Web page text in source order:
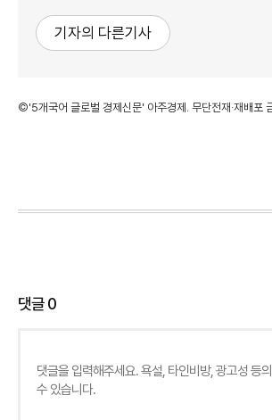
기자의 다른기사
©'5개국어 글로벌 경제신문' 아주경제. 무단전재·재배포
댓글0